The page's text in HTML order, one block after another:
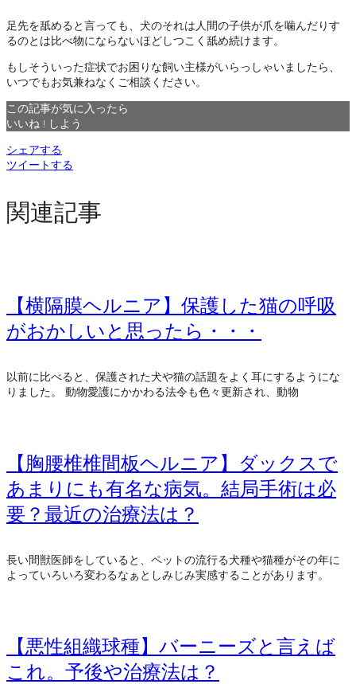
足先を舐めると言っても、犬のそれは人間の子供が爪を噛んだりす
るのとは比べ物にならないほどしつこく舐め続けます。
もしそういった症状でお困りな飼い主様がいらっしゃいましたら、
いつでもお気兼ねなくご相談ください。
この記事が気に入ったら
いいね ! しよう
シェアする
ツイートする
関連記事
【横隔膜ヘルニア】保護した猫の呼吸
がおかしいと思ったら・・・
以前に比べると、保護された犬や猫の話題をよく耳にするようにな
りました。 動物愛護にかかわる法令も色々更新され、動物
【胸腰椎椎間板ヘルニア】ダックスで
あまりにも有名な病気。結局手術は必
要？最近の治療法は？
長い間獣医師をしていると、ペットの流行る犬種や猫種がその年に
よっていろいろ変わるなぁとしみじみ実感することがあります。
【悪性組織球種】バーニーズと言えば
これ。予後や治療法は？